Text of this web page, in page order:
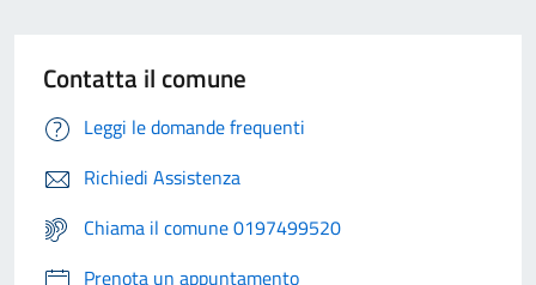
Contatta il comune
Leggi le domande frequenti
Richiedi Assistenza
Chiama il comune 0197499520
Prenota un appuntamento